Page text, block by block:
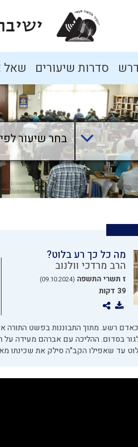
סדרות שיעורים שאל
בחר שיעור
מה כל כך רע בלוט?
הרב מרדכי וולנוב
ז תשרי התשפה (09.10.2024)
39 דקות
כאדם רשע. מתוך התבוננות בפשט התורה
בסדום. ההליכה עם אברהם מעידה על
עד שאפילו הקב"ה סילק את שכינתו